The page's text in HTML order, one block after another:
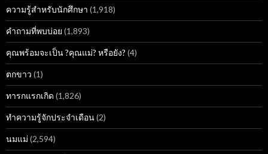
ความรู้สำหรับนักศึกษา (1,918)
คำถามที่พบบ่อย (1,893)
คุณพร้อมจะเป็น ?คุณแม่? หรือยัง? (4)
ตกขาว (1)
ทารกแรกเกิด (1,826)
ทำความรู้จักประจำเดือน(2)
นมแม่ (2,594)